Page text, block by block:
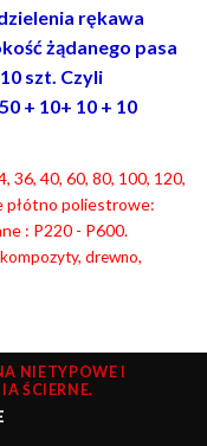
rękawa
żądanego pasa
szt. Czyli
+ 10+ 10 + 10
36, 40, 60, 80, 100, 120,
płótno poliestrowe:
: P220 - P600.
drewno,
NIETYPOWE I
ŚCIERNE.